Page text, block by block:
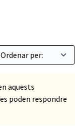
aquests
poden respondre